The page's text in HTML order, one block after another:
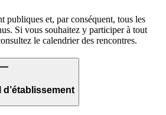
publiques et, par conséquent, tous les
Si vous souhaitez y participer à tout
le calendrier des rencontres.